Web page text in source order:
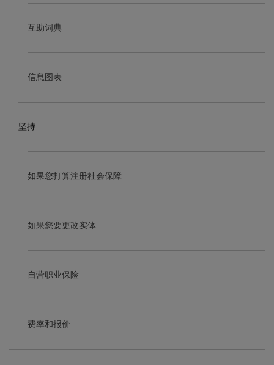
互助词典
信息图表
坚持
如果您打算注册社会保障
如果您要更改实体
自营职业保险
费率和报价